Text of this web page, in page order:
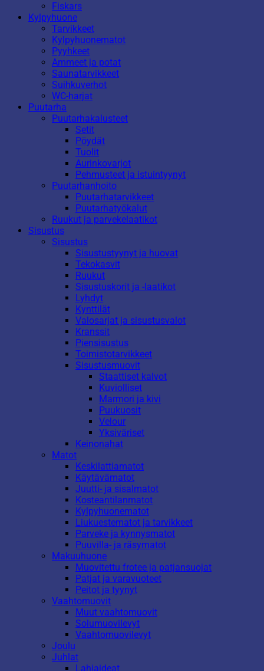
Fiskars
Kylpyhuone
Tarvikkeet
Kylpyhuonematot
Pyyhkeet
Ammeet ja potat
Saunatarvikkeet
Suihkuverhot
WC-harjat
Puutarha
Puutarhakalusteet
Setit
Pöydät
Tuolit
Aurinkovarjot
Pehmusteet ja istuintyynyt
Puutarhanhoito
Puutarhatarvikkeet
Puutarhatyökalut
Ruukut ja parvekelaatikot
Sisustus
Sisustus
Sisustustyynyt ja huovat
Tekokasvit
Ruukut
Sisustuskorit ja -laatikot
Lyhdyt
Kynttilät
Valosarjat ja sisustusvalot
Kranssit
Piensisustus
Toimistotarvikkeet
Sisustusmuovit
Staattiset kalvot
Kuviolliset
Marmori ja kivi
Puukuosit
Velour
Yksiväriset
Keinonahat
Matot
Keskilattiamatot
Käytävämatot
Juutti- ja sisalmatot
Kosteantilanmatot
Kylpyhuonematot
Liukuestematot ja tarvikkeet
Parveke ja kynnysmatot
Puuvilla- ja räsymatot
Makuuhuone
Muovitettu frotee ja patjansuojat
Patjat ja varavuoteet
Peitot ja tyynyt
Vaahtomuovit
Muut vaahtomuovit
Solumuovilevyt
Vaahtomuovilevyt
Joulu
Juhlat
Lahjaideat